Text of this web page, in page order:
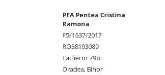
PFA Pentea Cristina
Ramona
F5/1637/2017
RO38103089
Facliei nr 79b
Oradea, Bihor